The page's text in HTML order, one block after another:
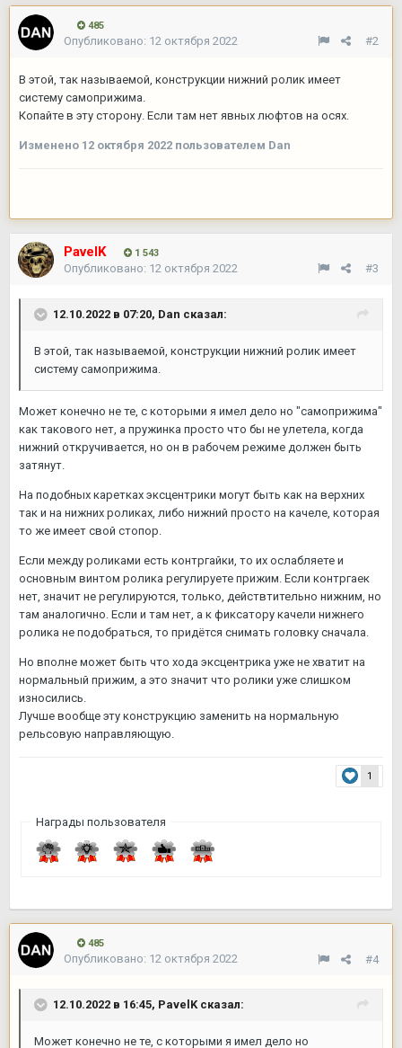
485
#2
Опубликовано: 12 октября 2022
В этой, так называемой, конструкции нижний ролик имеет
систему самоприжима.
Копайте в эту сторону. Если там нет явных люфтов на осях.
Изменено 12 октября 2022 пользователем Dan
PavelK 1 543
#3
Опубликовано: 12 октября 2022
12.10.2022 в 07:20, Dan сказал:
В этой, так называемой, конструкции нижний ролик имеет
систему самоприжима.
Может конечно не те, с которыми я имел дело но "самоприжима"
как такового нет, а пружинка просто что бы не улетела, когда
нижний откручивается, но он в рабочем режиме должен быть
затянут.
На подобных каретках эксцентрики могут быть как на верхних
так и на нижних роликах, либо нижний просто на качеле, которая
то же имеет свой стопор.
Если между роликами есть контргайки, то их ослабляете и
основным винтом ролика регулируете прижим. Если контргаек
нет, значит не регулируются, только, действтительно нижним, но
там аналогично. Если и там нет, а к фиксатору качели нижнего
ролика не подобраться, то придётся снимать головку сначала.
Но вполне может быть что хода эксцентрика уже не хватит на
нормальный прижим, а это значит что ролики уже слишком
износились.
Лучше вообще эту конструкцию заменить на нормальную
рельсовую направляющую.
1
Награды пользователя
485
#4
Опубликовано: 12 октября 2022
12.10.2022 в 16:45, PavelKсказал:
Может конечно не те, с которыми я имел дело но